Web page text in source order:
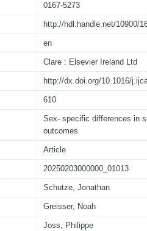
0167-5273
http://hdl.handle.net/10900/
en
Clare : Elsevier Ireland Ltd
http://dx.doi.org/10.1016/
610
Sex- specific differences in
outcomes
Article
20250203000000_01013
Schutze, Jonathan
Greisser, Noah
Joss, Philippe